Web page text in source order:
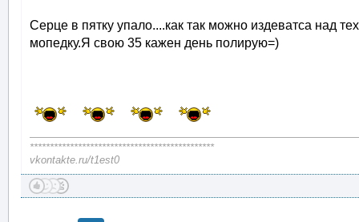
Серце в пятку упало....как так можно издеватса над
мопедку.Я свою 35 кажен день полирую=)
**********************************************
vkontakte.ru/t1est0